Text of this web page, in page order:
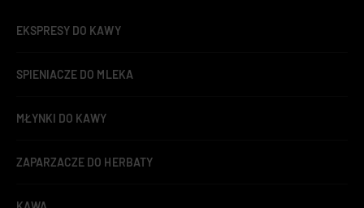
EKSPRESY DO KAWY
SPIENIACZE DO MLEKA
MŁYNKI DO KAWY
ZAPARZACZE DO HERBATY